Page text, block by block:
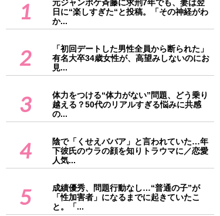
1
元ジャンポケ斉藤に求刑7年でも、妻は翌
日に“楽しすぎた“と投稿。「その神経がわ
か...
2
「初回デートした男性全員から断られた」
有名大卒34歳女性が、高望みしないのにお
見...
3
体力をつける“体力がない”問題、どう乗り
越える？50代のリアルすぎる悩みに共感
の...
4
陰で「くせえババア」と言われていた…年
下彼氏のウラの顔を知りトラウマに／恋愛
人気...
5
成績優秀、問題行動なし…“普通の子”が
「性加害者」になるまでに起きていたこ
と。「...